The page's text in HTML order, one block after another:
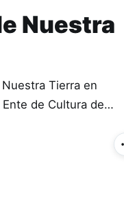
Nuestra
Tierra en
de Cultura de…